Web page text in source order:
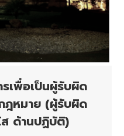
เพื่อเป็นผู้รับผิด
ฎหมาย (ผู้รับผิด
ด้านปฏิบัติ)